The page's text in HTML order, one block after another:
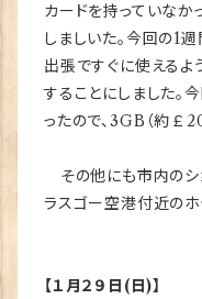
カードを持っていなか
しましいた。今回の1
出張ですぐに使える
することにしました。
ったので、3GB（約￡
その他にも市内のシ
ラスゴー空港付近のホ
【１月２９日(日)】